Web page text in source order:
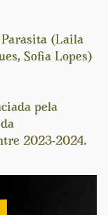
Parasita (Laila
Sofia Lopes)
pela
2023-2024.